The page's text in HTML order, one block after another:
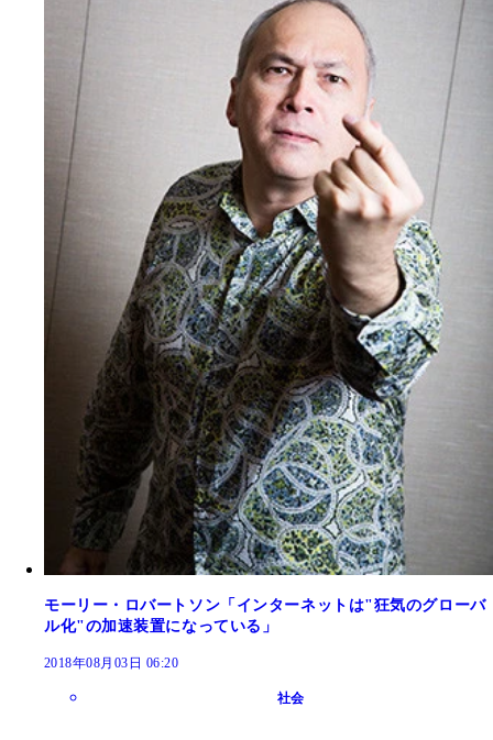
モーリー・ロバートソン「インターネットは"狂気のグローバ
ル化"の加速装置になっている」
2018年08月03日 06:20
社会